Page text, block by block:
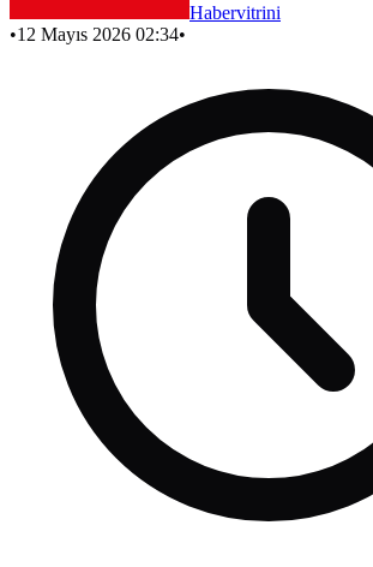
Habervitrini
•12 Mayıs 2026 02:34•